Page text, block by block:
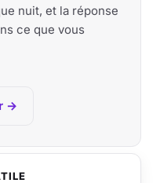
nuit, et la réponse
ce que vous
→